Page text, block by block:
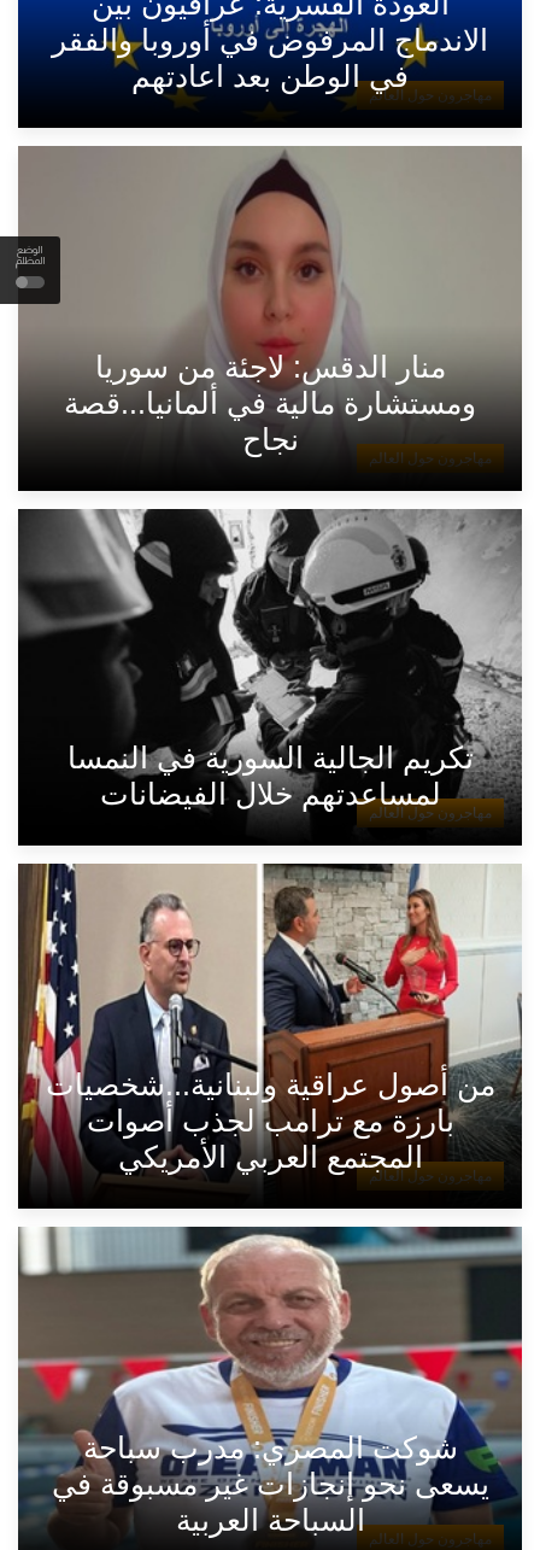
الوضع
المظلم
مهاجرون حول العالم
الاندماج المرفوض في أوروبا والفقر
في الوطن بعد اعادتهم
مهاجرون حول العالم
منار الدقس: لاجئة من سوريا
ومستشارة مالية في ألمانيا...قصة
نجاح
مهاجرون حول العالم
تكريم الجالية السورية في النمسا
لمساعدتهم خلال الفيضانات
مهاجرون حول العالم
من أصول عراقية ولبنانية...شخصيات
بارزة مع ترامب لجذب أصوات
المجتمع العربي الأمريكي
مهاجرون حول العالم
شوكت المصري: مدرب سباحة
يسعى نحو إنجازات غير مسبوقة في
السباحة العربية